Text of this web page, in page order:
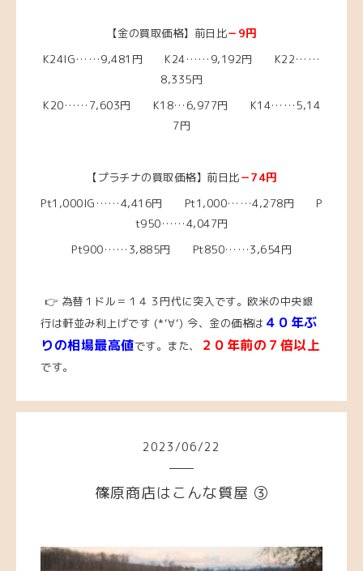
【金の買取価格】前日比－9円
K24IG……9,481円 K24……9,192円 K22……
8,335円
K20……7,603円 K18…6,977円 K14……5,14
7円
【プラチナの買取価格】前日比－74円
Pt1,000IG……4,416円 Pt1,000……4,278円 P
t950……4,047円
Pt900……3,885円 Pt850……3,654円
👉 為替１ドル＝１４３円代に突入です。欧米の中央銀
行は軒並み利上げです (*‘∀‘) 今、 金の価格は ４０年ぶ
りの相場最高値です。また、 ２０年前の７倍以上
です。
2023/06/22
篠原商店はこんな質屋 ③